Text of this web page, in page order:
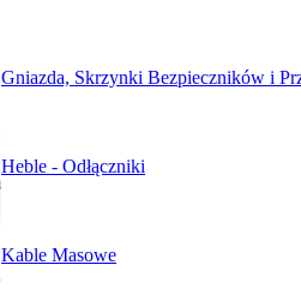
Gniazda, Skrzynki Bezpieczników i
Heble - Odłączniki
Kable Masowe